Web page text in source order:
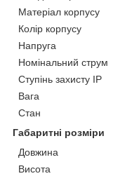
Матеріал корпусу
Колір корпусу
Напруга
Номінальний струм
Ступінь захисту IP
Вага
Стан
Габаритні розміри
Довжина
Висота